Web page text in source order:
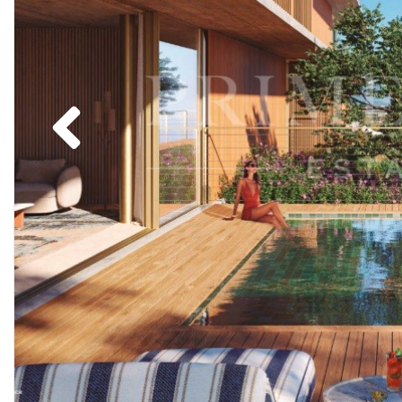
Previous